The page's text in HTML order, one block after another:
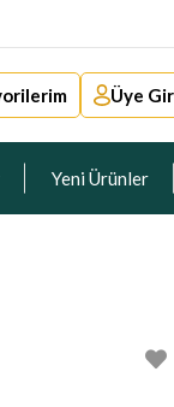
Üye
Yeni Ürünler